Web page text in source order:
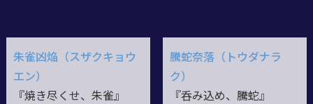
朱雀凶焔（スザクキョウ
エン）
『焼き尽くせ、朱雀』
騰蛇奈落（トウダナラ
ク）
『呑み込め、騰蛇』